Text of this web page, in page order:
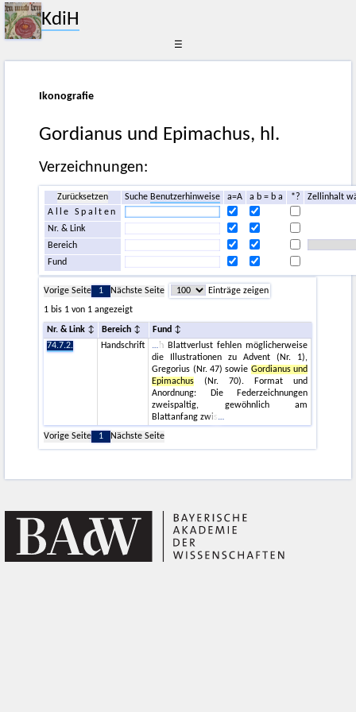
KdiH
☰
Ikonografie
Gordianus und Epimachus, hl.
Verzeichnungen:
Zurücksetzen SucheBenutzerhinweise a=A a b = b a *?
Zellinhalt
Alle Spalten
Nr. & Link
Bereich
Fund
Vorige Seite 1 Nächste Seite
Einträge zeigen
1 bis 1 von 1 angezeigt
Nr. & Link Bereich
Fund
74.7.2.
Handschrift
h Blattverlust fehlen möglicherweise
die Illustrationen zu Advent (Nr. 1),
Gregorius (Nr. 47) sowie Gordianus und
Epimachus (Nr. 70). Format und
Anordnung: Die Federzeichnungen
zweispaltig, gewöhnlich am
Blattanfang zwis
Vorige Seite
1 Nächste Seite